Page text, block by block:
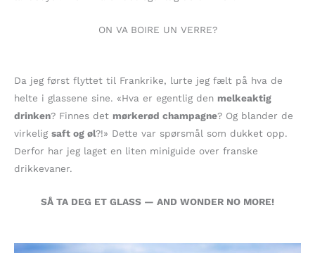
ON VA BOIRE UN VERRE?
Da jeg først flyttet til Frankrike, lurte jeg fælt på hva de
helte i glassene sine. «Hva er egentlig den melkeaktig
drinken? Finnes det mørkerød champagne? Og blander de
virkelig saft og øl?!» Dette var spørsmål som dukket opp.
Derfor har jeg laget en liten miniguide over franske
drikkevaner.
SÅ TA DEG ET GLASS — AND WONDER NO MORE!